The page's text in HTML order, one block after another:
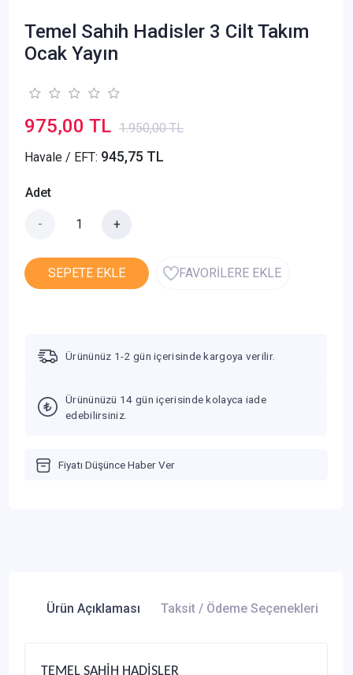
Temel Sahih Hadisler 3 Cilt Takım
Ocak Yayın
975,00 TL 1.950,00 TL
Havale / EFT: 945,75 TL
Adet
- +
SEPETE EKLE FAVORİLERE EKLE
Ürününüz 1-2 gün içerisinde kargoya verilir.
Ürününüzü 14 gün içerisinde kolayca iade
edebilirsiniz.
Fiyatı Düşünce Haber Ver
Ürün Açıklaması Taksit / Ödeme Seçenekleri
TEMEL SAHİH HADİSLER